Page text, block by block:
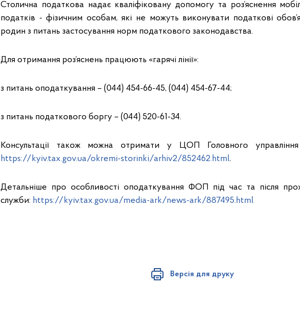
Столична податкова надає кваліфіковану допомогу та роз’яснення
податків - фізичним особам, які не можуть виконувати податкові
родин з питань застосування норм податкового законодавства.
Для отримання роз’яснень працюють «гарячі лінії»:
з питань оподаткування – (044) 454-66-45, (044) 454-67-44;
з питань податкового боргу – (044) 520-61-34.
Консультації також можна отримати у ЦОП Головного
https://kyiv.tax.gov.ua/okremi-storinki/arhiv2/852462.html.
Детальніше про особливості оподаткування ФОП під час та після
служби: https://kyiv.tax.gov.ua/media-ark/news-ark/887495.html
Версія для друку